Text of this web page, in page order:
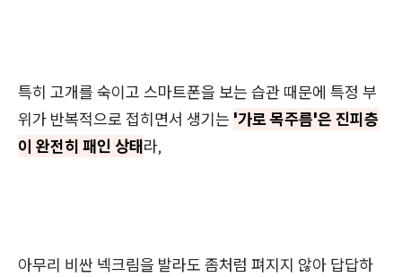
특히 고개를 숙이고 스마트폰을 보는 습관 때문에 특정 부
위가 반복적으로 접히면서 생기는 '가로 목주름'은 진피층
이 완전히 패인 상태라,
아무리 비싼 넥크림을 발라도 좀처럼 펴지지 않아 답답하